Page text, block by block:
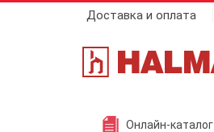
Доставка и оплата
Онлайн-каталог